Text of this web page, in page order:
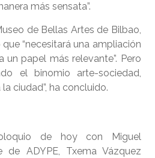
más sensata”.
de Bellas Artes de Bilbao,
“necesitará una ampliación
un papel más relevante”. Pero
el binomio arte-sociedad,
ciudad”, ha concluido.
de hoy con Miguel
de ADYPE, Txema Vázquez